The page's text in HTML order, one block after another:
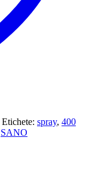
Etichete: spray, 400
SANO